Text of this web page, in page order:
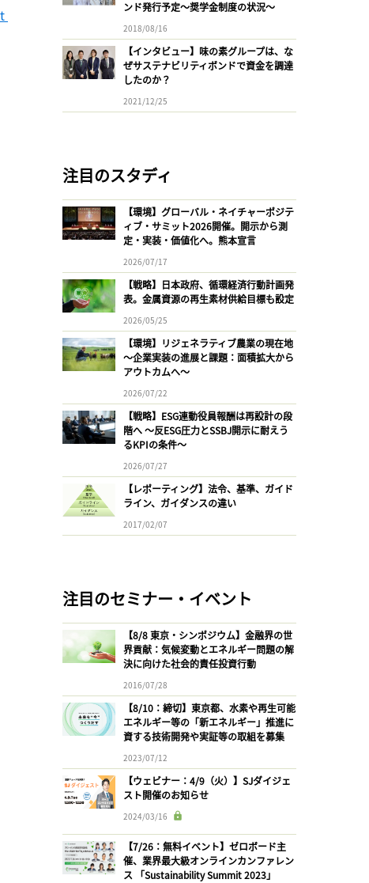
ンド発行予定〜奨学金制度の状況〜
2018/08/16
【インタビュー】味の素グループは、な
ぜサステナビリティボンドで資金を調達
したのか？
2021/12/25
注目のスタディ
【環境】グローバル・ネイチャーポジテ
ィブ・サミット2026開催。開示から測
定・実装・価値化へ。熊本宣言
2026/07/17
【戦略】日本政府、循環経済行動計画発
表。金属資源の再生素材供給目標も設定
2026/05/25
【環境】リジェネラティブ農業の現在地
〜企業実装の進展と課題：面積拡大から
アウトカムへ〜
2026/07/22
【戦略】ESG連動役員報酬は再設計の段
階へ 〜反ESG圧力とSSBJ開示に耐えう
るKPIの条件〜
2026/07/27
【レポーティング】法令、基準、ガイド
ライン、ガイダンスの違い
2017/02/07
注目のセミナー・イベント
【8/8 東京・シンポジウム】金融界の世
界貢献：気候変動とエネルギー問題の解
決に向けた社会的責任投資行動
2016/07/28
【8/10：締切】東京都、水素や再生可能
エネルギー等の「新エネルギー」推進に
資する技術開発や実証等の取組を募集
2023/07/12
【ウェビナー：4/9（火）】SJダイジェ
スト開催のお知らせ
2024/03/16
【7/26：無料イベント】ゼロボード主
催、業界最大級オンラインカンファレン
ス 「Sustainability Summit 2023」